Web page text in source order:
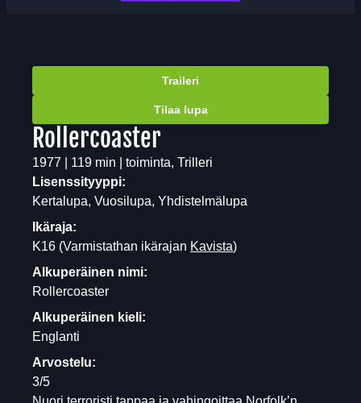
Traileri
Tilaa lupa
Rollercoaster
1977 | 119 min | toiminta, Trilleri
Lisenssityyppi:
Kertalupa, Vuosilupa, Yhdistelmälupa
Ikäraja:
K16 (Varmistathan ikärajan Kavista)
Alkuperäinen nimi:
Rollercoaster
Alkuperäinen kieli:
Englanti
Arvostelu:
3/5